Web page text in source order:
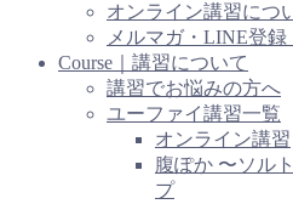
オンライン講習につ
メルマガ・LINE登録
Course｜講習について
講習でお悩みの方へ
ユーファイ講習一覧
オンライン講習
腹ぽか 〜ソル
プ